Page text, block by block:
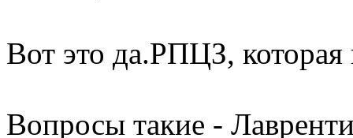
Вот это да.РПЦЗ, которая
Вопросы такие -